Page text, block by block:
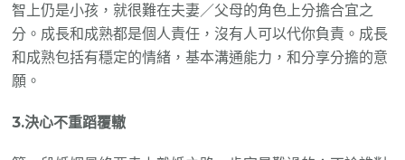
智上仍是小孩，就很難在夫妻／父母的角色上分擔合宜之
分。成長和成熟都是個人責任，沒有人可以代你負責。成長
和成熟包括有穩定的情緒，基本溝通能力，和分享分擔的意
願。
3.決心不重蹈覆轍